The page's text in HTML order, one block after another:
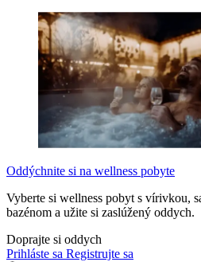
Oddýchnite si na wellness pobyte
Vyberte si wellness pobyt s vírivkou,
bazénom a užite si zaslúžený oddych.
Doprajte si oddych
Prihláste sa Registrujte sa